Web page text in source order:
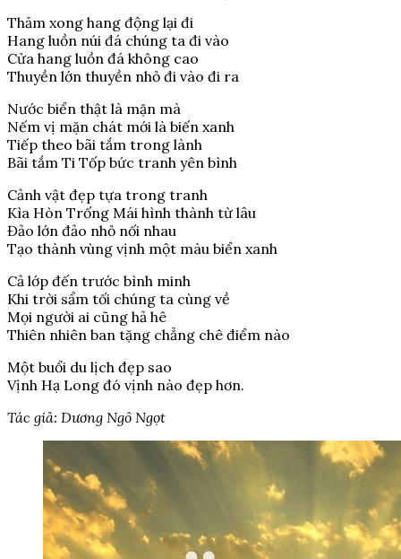
Thăm xong hang động lại đi
Hang luồn núi đá chúng ta đi vào
Cửa hang luồn đá không cao
Thuyền lớn thuyền nhỏ đi vào đi ra
Nước biển thật là mặn mà
Nếm vị mặn chát mới là biến xanh
Tiếp theo bãi tắm trong lành
Bãi tắm Ti Tốp bức tranh yên bình
Cảnh vật đẹp tựa trong tranh
Kìa Hòn Trống Mái hình thành từ lâu
Đảo lớn đảo nhỏ nối nhau
Tạo thành vùng vịnh một màu biển xanh
Cả lớp đến trước bình minh
Khi trời sẩm tối chúng ta cùng về
Mọi người ai cũng hả hê
Thiên nhiên ban tặng chẳng chê điểm nào
Một buổi du lịch đẹp sao
Vịnh Hạ Long đó vịnh nào đẹp hơn.
Tác giả: Dương Ngô Ngọt